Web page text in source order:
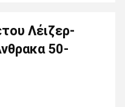
Λέιζερ-
50-